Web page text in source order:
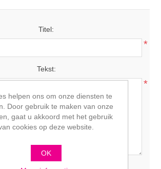
Titel:
*
Tekst:
*
helpen ons om onze diensten te
Door gebruik te maken van onze
gaat u akkoord met het gebruik
cookies op deze website.
OK